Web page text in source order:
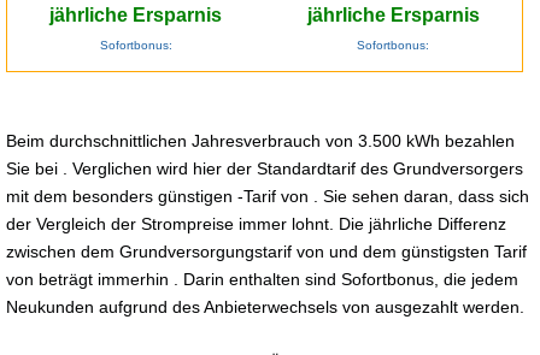
jährliche Ersparnis
Sofortbonus:
jährliche Ersparnis
Sofortbonus:
Beim durchschnittlichen Jahresverbrauch von 3.500 kWh bezahlen
Sie bei . Verglichen wird hier der Standardtarif des Grundversorgers
mit dem besonders günstigen -Tarif von . Sie sehen daran, dass sich
der Vergleich der Strompreise immer lohnt. Die jährliche Differenz
zwischen dem Grundversorgungstarif von und dem günstigsten Tarif
von beträgt immerhin . Darin enthalten sind Sofortbonus, die jedem
Neukunden aufgrund des Anbieterwechsels von ausgezahlt werden.